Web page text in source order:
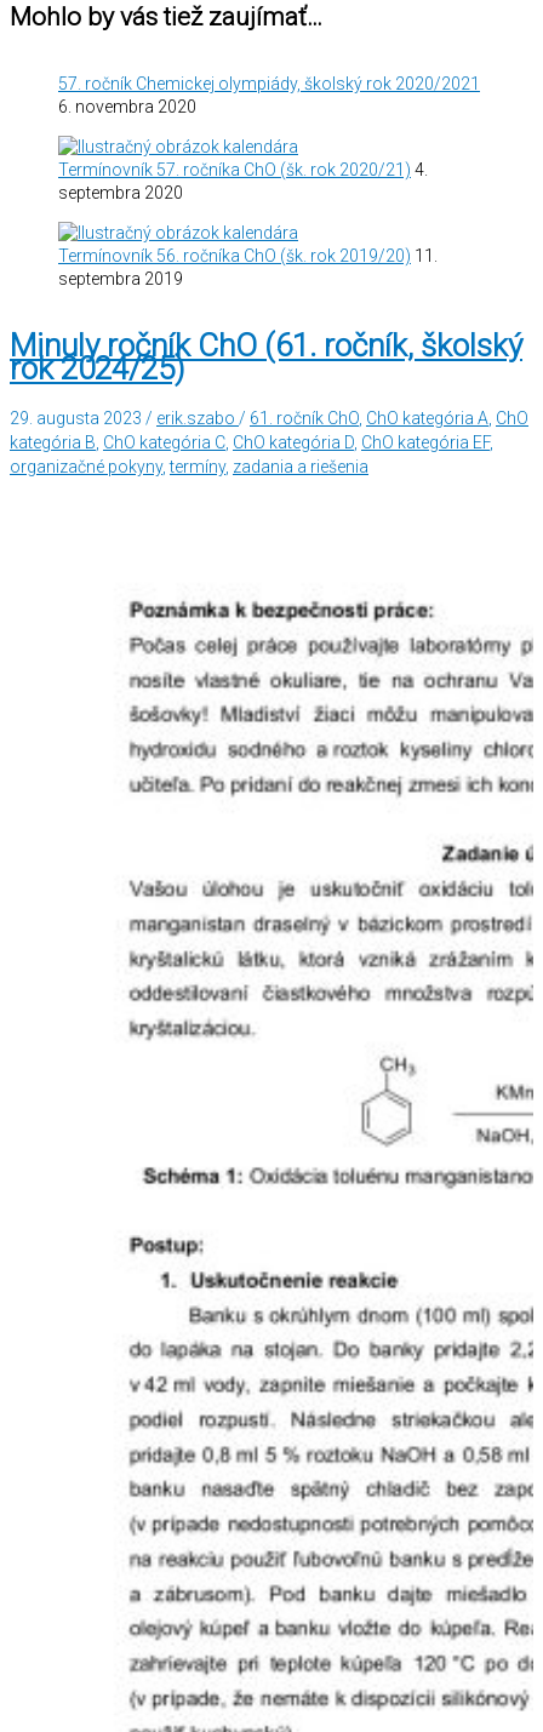
Mohlo by vás tiež zaujímať…
57. ročník Chemickej olympiády, školský rok 2020/2021
6. novembra 2020
Termínovník 57. ročníka ChO (šk. rok 2020/21) 4.
septembra 2020
Termínovník 56. ročníka ChO (šk. rok 2019/20) 11.
septembra 2019
Minuly ročník ChO (61. ročník, školský
rok 2024/25)
29. augusta 2023 / erik.szabo / 61. ročník ChO, ChO kategória A, ChO
kategória B, ChO kategória C, ChO kategória D, ChO kategória EF,
organizačné pokyny,termíny, zadania a riešenia